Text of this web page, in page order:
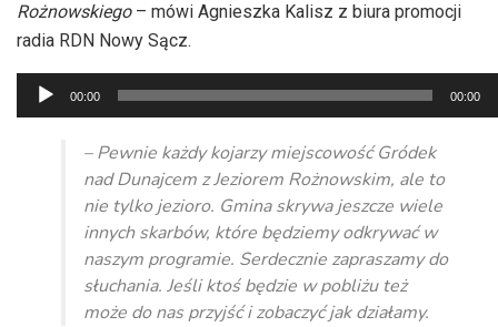
Rożnowskiego– mówi Agnieszka Kalisz z biura promocji
radia RDN Nowy Sącz.
Odtwarzacz
plików
dźwiękowych
00:00 00:00
– Pewnie każdy kojarzy miejscowość Gródek
nad Dunajcem z Jeziorem Rożnowskim, ale to
nie tylko jezioro. Gmina skrywa jeszcze wiele
innych skarbów, które będziemy odkrywać w
naszym programie. Serdecznie zapraszamy do
słuchania. Jeśli ktoś będzie w pobliżu też
może do nas przyjść i zobaczyć jak działamy.